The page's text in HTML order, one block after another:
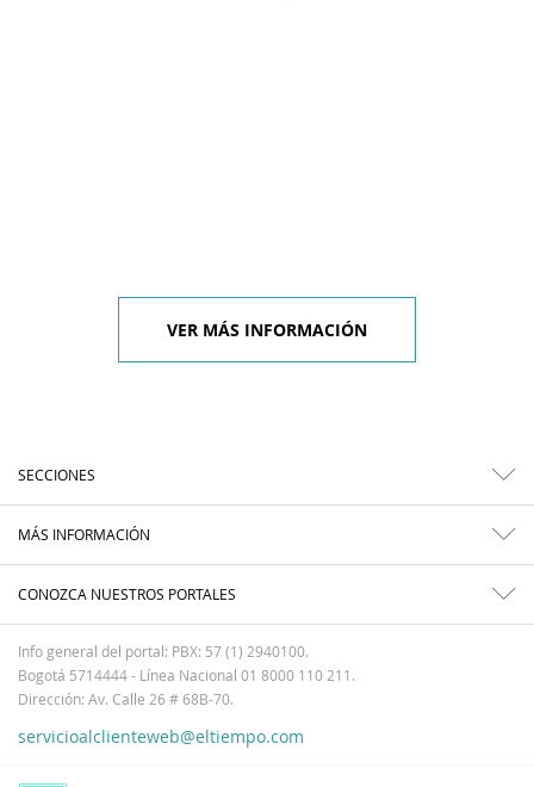
VER MÁS INFORMACIÓN
SECCIONES
MÁS INFORMACIÓN
CONOZCA NUESTROS PORTALES
Info general del portal: PBX: 57 (1) 2940100.
Bogotá 5714444 - Línea Nacional 01 8000 110 211.
Dirección: Av. Calle 26 # 68B-70.
servicioalclienteweb@eltiempo.com